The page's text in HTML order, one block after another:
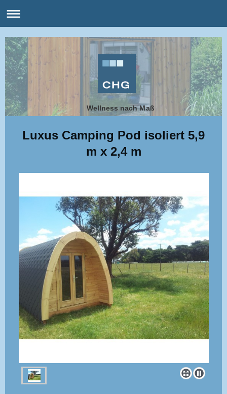
Wellness nach Maß
Luxus Camping Pod isoliert 5,9
m x 2,4 m